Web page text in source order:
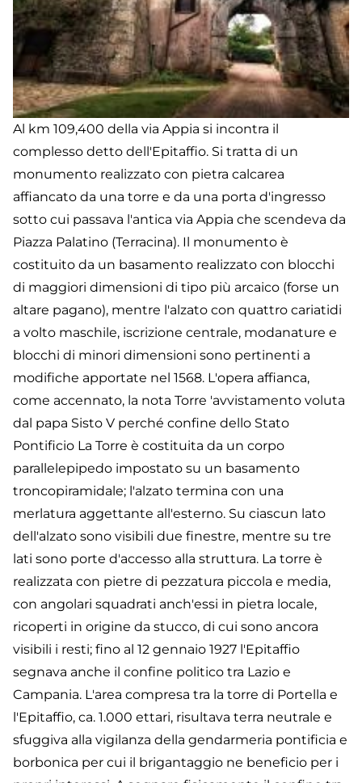
Al km 109,400 della via Appia si incontra il
complesso detto dell'Epitaffio. Si tratta di un
monumento realizzato con pietra calcarea
affiancato da una torre e da una porta d'ingresso
sotto cui passava l'antica via Appia che scendeva da
Piazza Palatino (Terracina). Il monumento è
costituito da un basamento realizzato con blocchi
di maggiori dimensioni di tipo più arcaico (forse un
altare pagano), mentre l'alzato con quattro cariatidi
a volto maschile, iscrizione centrale, modanature e
blocchi di minori dimensioni sono pertinenti a
modifiche apportate nel 1568. L'opera affianca,
come accennato, la nota Torre 'avvistamento voluta
dal papa Sisto V perché confine dello Stato
Pontificio La Torre è costituita da un corpo
parallelepipedo impostato su un basamento
troncopiramidale; l'alzato termina con una
merlatura aggettante all'esterno. Su ciascun lato
dell'alzato sono visibili due finestre, mentre su tre
lati sono porte d'accesso alla struttura. La torre è
realizzata con pietre di pezzatura piccola e media,
con angolari squadrati anch'essi in pietra locale,
ricoperti in origine da stucco, di cui sono ancora
visibili i resti; fino al 12 gennaio 1927 l'Epitaffio
segnava anche il confine politico tra Lazio e
Campania. L'area compresa tra la torre di Portella e
l'Epitaffio, ca. 1.000 ettari, risultava terra neutrale e
sfuggiva alla vigilanza della gendarmeria pontificia e
borbonica per cui il brigantaggio ne beneficio per i